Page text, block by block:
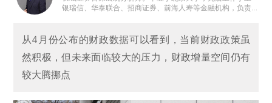
银瑞信、华泰联合、招商证券、前海人寿等金融机构，负责
从4月份公布的财政数据可以看到，当前财政政策虽
然积极，但未来面临较大的压力，财政增量空间仍有
较大腾挪点